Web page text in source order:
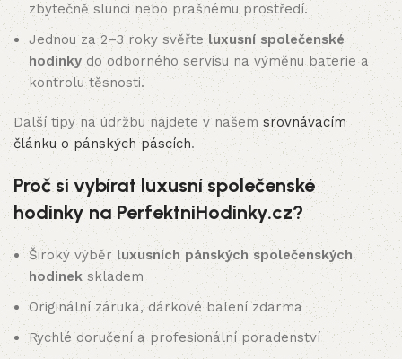
zbytečně slunci nebo prašnému prostředí.
Jednou za 2–3 roky svěřte luxusní společenské
hodinkydo odborného servisu na výměnu baterie a
kontrolu těsnosti.
Další tipy na údržbu najdete v našem srovnávacím
článku o pánských páscích.
Proč si vybírat luxusní společenské
hodinky na PerfektniHodinky.cz?
Široký výběr luxusních pánských společenských
hodinekskladem
Originální záruka, dárkové balení zdarma
Rychlé doručení a profesionální poradenství